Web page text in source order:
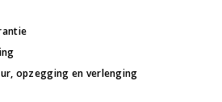
opzegging en verlenging